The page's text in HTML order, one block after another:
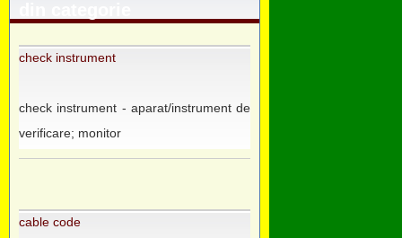
check instrument
check instrument - aparat/instrument de
verificare; monitor
cable code